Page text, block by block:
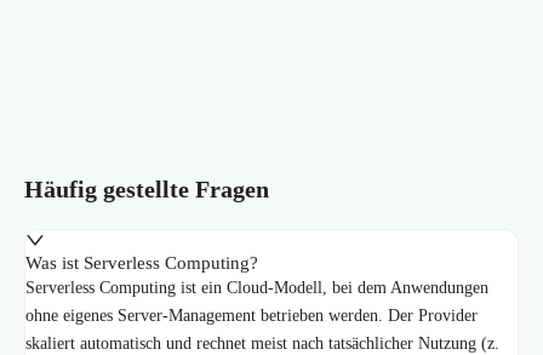
Häufig gestellte Fragen
Was ist Serverless Computing?
Serverless Computing ist ein Cloud-Modell, bei dem Anwendungen
ohne eigenes Server-Management betrieben werden. Der Provider
skaliert automatisch und rechnet meist nach tatsächlicher Nutzung (z.